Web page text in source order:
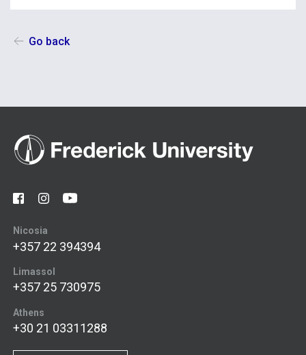
Go back
Nicosia
+357 22 394394
Limassol
+357 25 730975
Athens
+30 21 03311288